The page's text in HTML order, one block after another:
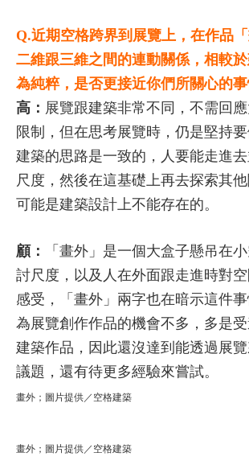
Q.近期空格跨界到展覽上，在作品
二維跟三維之間的連動關係，相較
為純粹，是否更接近你們所關心的事
高： 展覽跟建築非常不同，不需回
限制，但在思考展覽時，仍是堅持
建築的思路是一致的，人要能走進
尺度，然後在這基礎上再去探索其他
可能是建築設計上不能存在的。
顧：
「畫外」是一個大盒子懸吊在
討尺度，以及人在外面跟走進時對
感受，「畫外」兩字也在暗示這件
為展覽創作作品的機會不多，多是
建築作品，因此還沒達到能透過展
議題，還有待更多經驗來嘗試。
畫外；圖片提供／空格建築
畫外；圖片提供／空格建築